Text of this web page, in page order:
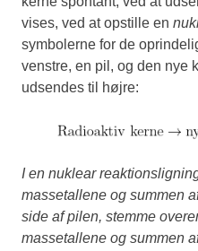
vises, ved at opstille en
symbolerne for de
venstre, en pil, og den nye
udsendes til højre:
I en nuklear
massetallene og summen
side af pilen, stemme
massetallene og summen